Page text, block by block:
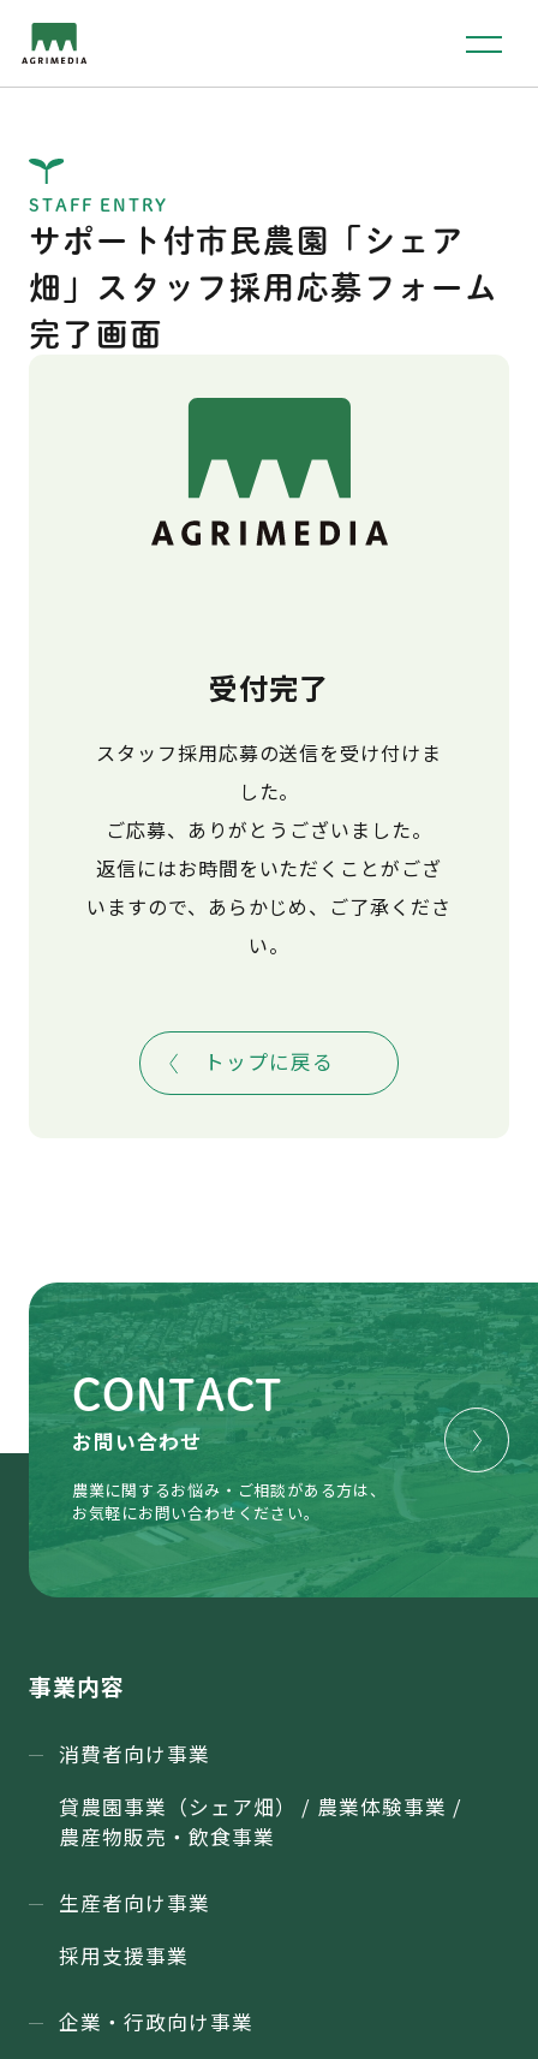
STAFF ENTRY
サポート付市民農園「シェア
畑」
スタッフ採用応募フォーム
完了画面
受付完了
スタッフ採用応募の送信を受け付けま
した。
ご応募、ありがとうございました。
返信にはお時間をいただくことがござ
いますので、あらかじめ、ご了承くださ
い。
トップに戻る
CONTACT
お問い合わせ
農業に関するお悩み・ご相談がある方は、
お気軽にお問い合わせください。
事業内容
消費者向け事業
貸農園事業（シェア畑） / 農業体験事業 /
農産物販売・飲食事業
生産者向け事業
採用支援事業
企業・行政向け事業